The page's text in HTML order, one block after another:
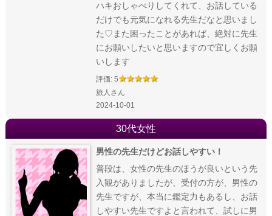
ハキおしゃべりしてくれて、お話している
だけでも元気になれる先生だなと思いまし
た♡また困ったことがあれば、絶対に先生
にお願いしたいと思いますので宜しくお願
いします
評価: 5
旅人さん
2024-10-01
30代女性
男性の先生だけどお話しやすい！
普段は、女性の先生のほうが良いという先
入観がありましたが、受付の方が、男性の
先生ですが、本当に鑑定力もあるし、お話
しやすい先生ですよと言われて、試しに男